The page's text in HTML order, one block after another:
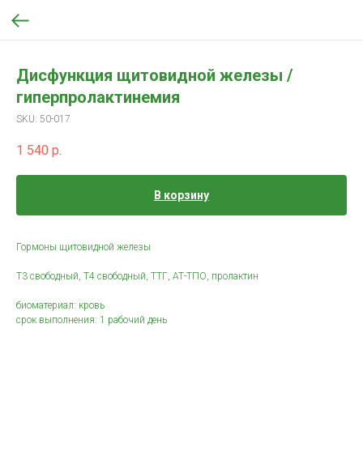
Дисфункция щитовидной железы /
гиперпролактинемия
SKU: 50-017
1 540 р.
В корзину
Гормоны щитовидной железы
Т3 свободный, Т4 свободный, ТТГ, АТ-ТПО, пролактин
биоматериал: кровь
срок выполнения: 1 рабочий день